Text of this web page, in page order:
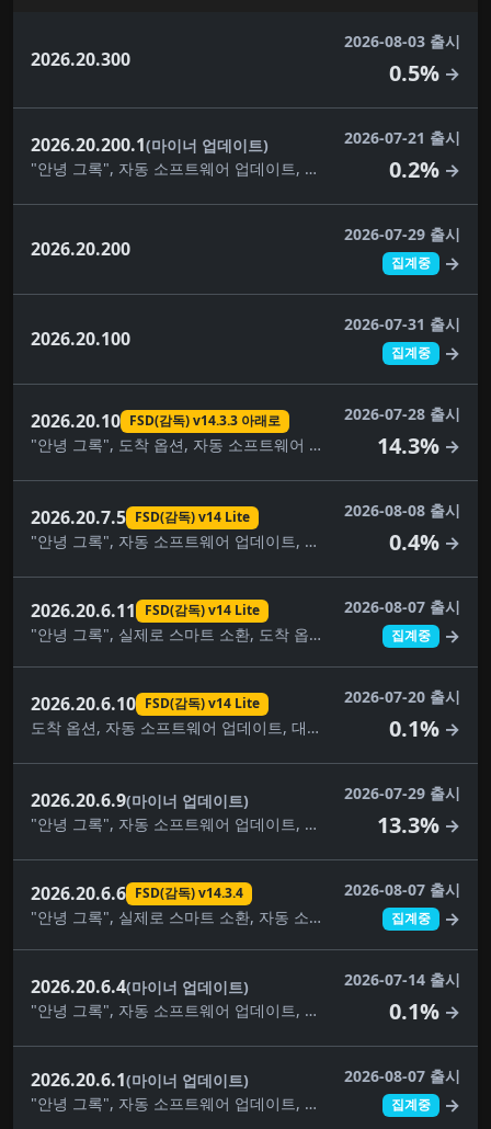
2026.20.300
2026-08-03 출시
0.5% →
2026.20.200.1(마이너 업데이트)
"안녕 그록", 자동 소프트웨어 업데이트, 사각지대 경고등, 대시캠 클립 암호화, 대시캠 뷰어 업데이트, 몰입형 사운드 업그레이드, 건반, 사소한 수정, 음악 앱 대기열, 자녀 보호, 애완동물 모드, 후면 디스플레이, 보안 개선, 자율주행 앱, 스케치북, 슈퍼차저 가격 필터, 여행, 시각적 업데이트, 날씨 지도 개선
2026-07-21 출시
0.2% →
2026.20.200
2026-07-29 출시
집계중 →
2026.20.100
2026-07-31 출시
집계중 →
2026.20.10 FSD(감독) v14.3.3 아래로
"안녕 그록", 도착 옵션, 자동 소프트웨어 업데이트, 자동 조종 장치 이름 지정 업데이트, 사각지대 경고등, 주차 중 사각지대 경고, 브레이크 확인, 대시캠 클립 암호화, 대시캠 뷰어 업데이트, FSD(감독) v14.3.3 아래로, FSD(감독) v14.3.5 아래로, 완전 자율 주행(감독) 아래, 몰입형 사운드 업그레이드, 건반, 음악 앱 대기열, 자녀 보호, 애완동물 모드, 후면 디스플레이, 2열 어린이 안전 시트, 보안 개선, 스케치북, 속도 프로필, 여행, UI 개선, 시각적 업데이트, 날씨 지도 개선
2026-07-28 출시
14.3% →
2026.20.7.5 FSD(감독) v14 Lite
"안녕 그록", 자동 소프트웨어 업데이트, 대시캠 클립 암호화, 대시캠 뷰어 업데이트, FSD(감독) v14 Lite, 완전 자율주행(감독), 건반, 음악 앱 대기열, 내비게이션 차선 안내, 자녀 보호, 애완동물 모드, 관심 장소, 보안 개선, 목적지를 자동차로 보내기, 스케치북, 속도 프로필, 공원에서 자율주행 시작, 여행, UI 개선, 날씨 지도
2026-08-08 출시
0.4% →
2026.20.6.11 FSD(감독) v14 Lite
"안녕 그록", 실제로 스마트 소환, 도착 옵션, 자동 소프트웨어 업데이트, 사각지대 경고등, 주차 중 사각지대 경고, 카메라 미리보기, 대시캠 클립 암호화, 대시캠 뷰어 업데이트, FSD(감독) v14 Lite, FSD(감독) v14.3.5, FSD(감독) v14.3.6, 완전 자율주행(감독), 몰입형 사운드 업그레이드, 건반, 음악 앱 대기열, 페인트 가게, 자녀 보호, 애완동물 모드, 후면 디스플레이, 보안 개선, 자율주행 앱, 스케치북, 속도 프로필, 공원에서 자율주행 시작, 슈퍼차저 가격 필터, 여행, UI 개선, 시각적 업데이트, 날씨 지도 개선
2026-08-07 출시
집계중 →
2026.20.6.10 FSD(감독) v14 Lite
도착 옵션, 자동 소프트웨어 업데이트, 대시캠 뷰어 업데이트, FSD(감독) v14 Lite, 완전 자율주행(감독), 건반, 음악 앱 대기열, 자녀 보호, 애완동물 모드, 보안 개선, 속도 프로필, 공원에서 자율주행 시작, 슈퍼차저 가격 필터, 여행, UI 개선, 날씨 지도 개선
2026-07-20 출시
0.1% →
2026.20.6.9(마이너 업데이트)
"안녕 그록", 자동 소프트웨어 업데이트, 대시캠 클립 암호화, 대시캠 뷰어 업데이트, 건반, 사소한 수정, 음악 앱 대기열, 자녀 보호, 애완동물 모드, 보안 개선, 스케치북, 여행, 날씨 지도 개선
2026-07-29 출시
13.3% →
2026.20.6.6 FSD(감독) v14.3.4
"안녕 그록", 실제로 스마트 소환, 자동 소프트웨어 업데이트, 사각지대 경고등, 주차 중 사각지대 경고, 카메라 미리보기, 대시캠 클립 암호화, 대시캠 뷰어 업데이트, FSD(감독) v14.3.4, FSD(감독) v14.3.5, 완전 자율주행(감독), 몰입형 사운드 업그레이드, 건반, 음악 앱 대기열, 페인트 가게, 자녀 보호, 애완동물 모드, 후면 디스플레이, 보안 개선, 자율주행 앱, 스케치북, 슈퍼차저 가격 필터, 여행, 시각적 업데이트, 날씨 지도 개선
2026-08-07 출시
집계중 →
2026.20.6.4(마이너 업데이트)
"안녕 그록", 자동 소프트웨어 업데이트, 사각지대 경고등, 대시캠 클립 암호화, 대시캠 뷰어 업데이트, 건반, 사소한 수정, 음악 앱 대기열, 자녀 보호, 애완동물 모드, 후면 디스플레이, 보안 개선, 스케치북, 슈퍼차저 가격 필터, 여행, 시각적 업데이트, 날씨 지도 개선
2026-07-14 출시
0.1% →
2026.20.6.1(마이너 업데이트)
"안녕 그록", 자동 소프트웨어 업데이트, 사각지대 경고등, 주차 중 사각지대 경고, 대시캠 클립 암호화, 대시캠 뷰어 업데이트, 예상 통행료, 몰입형 사운드 업그레이드, 건반, 사소한 수정, 음악 앱 대기열, 내비게이션 차선 안내, 페인트 가게, 자녀 보호, 애완동물 모드, 관심 장소, 후면 디스플레이, 보안 개선, 목적지를 자동차로 보내기, 스케치북, 슈퍼차저 가격 필터, 여행, 시각적 업데이트, 날씨 지도, 날씨 지도 개선
2026-08-07 출시
집계중 →